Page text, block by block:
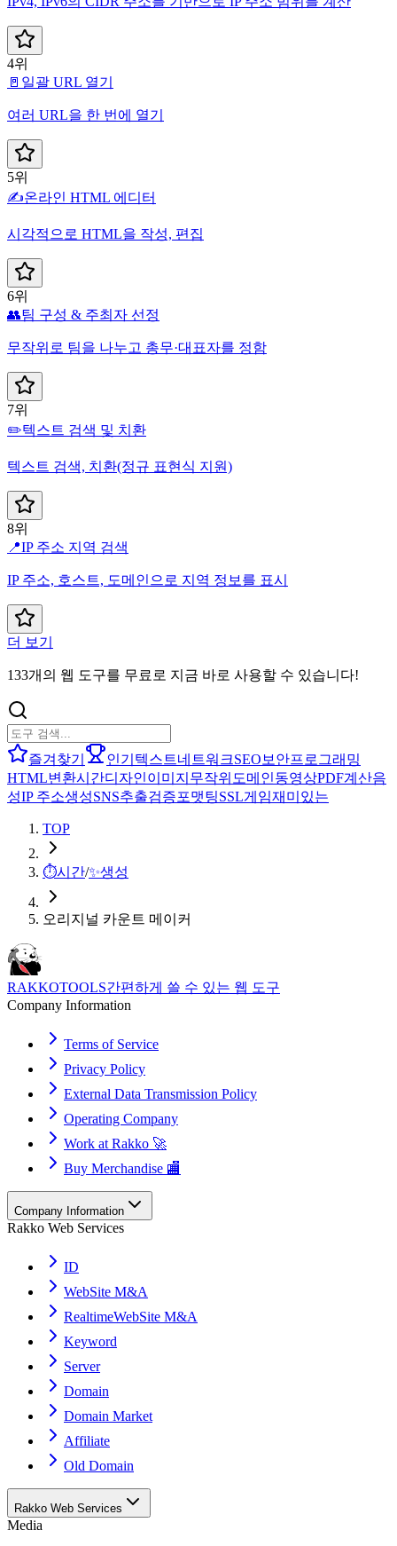
4위
🚪 일괄 URL 열기
여러 URL을 한 번에 열기
5위
✍️온라인 HTML 에디터
시각적으로 HTML을 작성, 편집
6위
👥팀 구성 & 주최자 선정
무작위로 팀을 나누고 총무·대표자를 정함
7위
✏️텍스트 검색 및 치환
텍스트 검색, 치환(정규 표현식 지원)
8위
📍IP 주소 지역 검색
IP 주소, 호스트, 도메인으로 지역 정보를 표시
더 보기
133개의 웹 도구를 무료로 지금 바로 사용할 수 있습니다!
즐겨찾기 인기 텍스트네트워크SEO 보안프로그래밍
HTML변환시간디자인이미지 무작위 도메인동영상PDF계산음
성IP 주소생성SNS추출검증포맷팅SSL게임재미있는
TOP
⏱️시간/✨생성
오리지널 카운트 메이커
RAKKOTOOLS간편하게 쓸 수 있는 웹 도구
Company Information
Terms of Service
Privacy Policy
External Data Transmission Policy
Operating Company
Work at Rakko 🚀
Buy Merchandise 🏬
Company Information
Rakko Web Services
ID
WebSite M&A
RealtimeWebSite M&A
Keyword
Server
Domain
Domain Market
Affiliate
Old Domain
Rakko Web Services
Media